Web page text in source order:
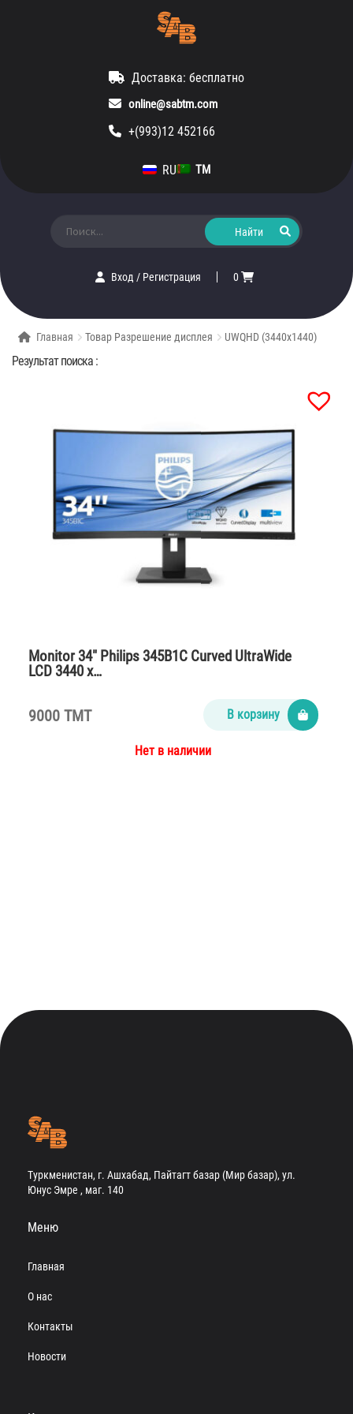
Доставка: бесплатно
online@sabtm.com
+(993)12 452166
RU TM
Вход/ Регистрация 0
Главная Товар Разрешение дисплея UWQHD (3440x1440)
Результат поиска :
Monitor 34″ Philips 345B1C Curved UltraWide
LCD 3440 x…
9000 TMT В корзину
Нет в наличии
Туркменистан, г. Ашхабад, Пайтагт базар (Мир базар), ул.
Юнус Эмре , маг. 140
Меню
Главная
О нас
Контакты
Новости